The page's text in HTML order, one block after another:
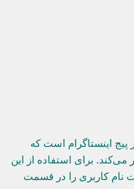
پیج اینستاگرام است که
می‌کند. برای استفاده از این
نام کاربری را در قسمت